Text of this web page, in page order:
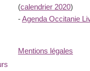
(calendrier 2020)
-Agenda Occitanie
Mentions légales